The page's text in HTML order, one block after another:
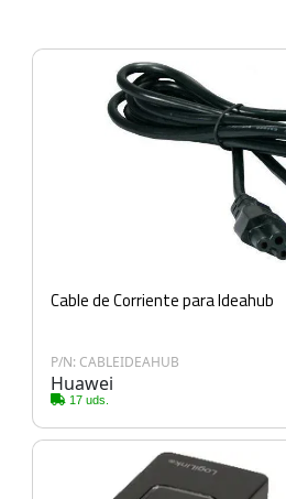
Cable de Corriente para Ideahub
P/N: CABLEIDEAHUB
Huawei
17 uds.